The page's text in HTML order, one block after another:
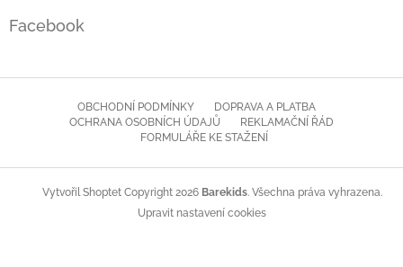
Facebook
OBCHODNÍ PODMÍNKY
DOPRAVA A PLATBA
OCHRANA OSOBNÍCH ÚDAJŮ
REKLAMAČNÍ ŘÁD
FORMULÁŘE KE STAŽENÍ
Vytvořil Shoptet Copyright 2026 Barekids. Všechna práva vyhrazena.
Upravit nastavení cookies